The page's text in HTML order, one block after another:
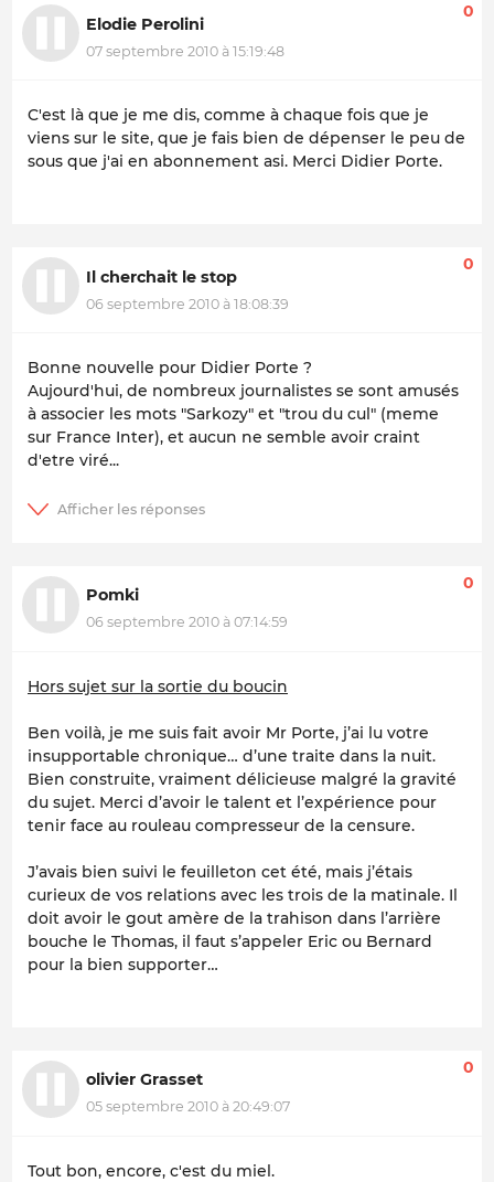
Elodie Perolini
07 septembre 2010 à 15:19:48
0
C'est là que je me dis, comme à chaque fois que je
viens sur le site, que je fais bien de dépenser le peu de
sous que j'ai en abonnement asi. Merci Didier Porte.
Il cherchait le stop
06 septembre 2010 à 18:08:39
0
Bonne nouvelle pour Didier Porte ?
Aujourd'hui, de nombreux journalistes se sont amusés
à associer les mots "Sarkozy" et "trou du cul" (meme
sur France Inter), et aucun ne semble avoir craint
d'etre viré...
Pomki
06 septembre 2010 à 07:14:59
0
Hors sujet sur la sortie du boucin
Ben voilà, je me suis fait avoir Mr Porte, j’ai lu votre
insupportable chronique… d’une traite dans la nuit.
Bien construite, vraiment délicieuse malgré la gravité
du sujet. Merci d’avoir le talent et l’expérience pour
tenir face au rouleau compresseur de la censure.
J’avais bien suivi le feuilleton cet été, mais j’étais
curieux de vos relations avec les trois de la matinale. Il
doit avoir le gout amère de la trahison dans l’arrière
bouche le Thomas, il faut s’appeler Eric ou Bernard
pour la bien supporter…
olivier Grasset
05 septembre 2010 à 20:49:07
0
Tout bon, encore, c'est du miel.